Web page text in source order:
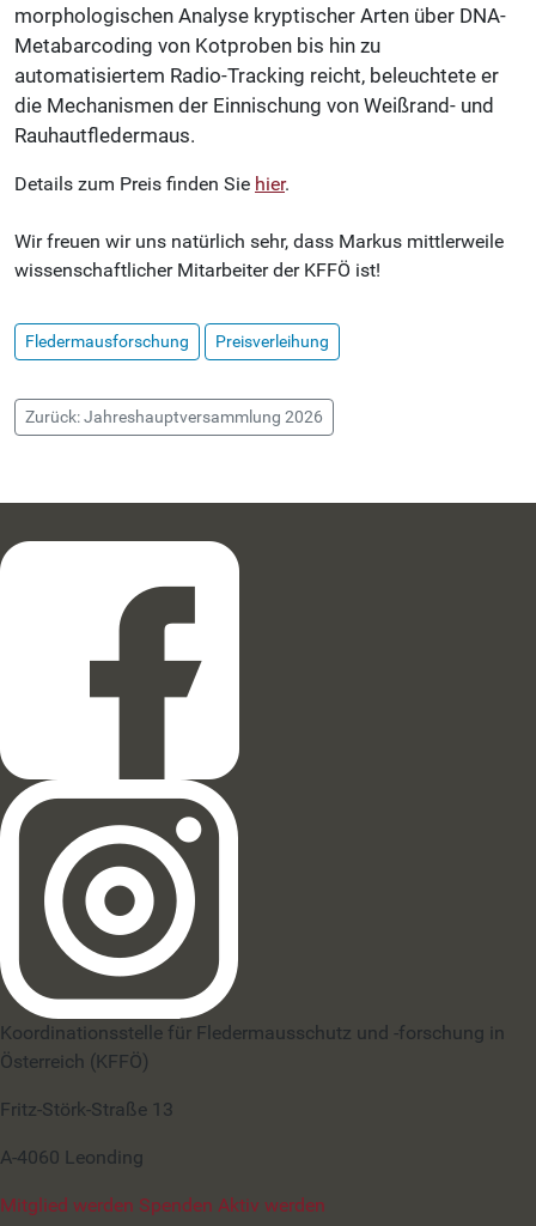
morphologischen Analyse kryptischer Arten über DNA-
Metabarcoding von Kotproben bis hin zu
automatisiertem Radio-Tracking reicht, beleuchtete er
die Mechanismen der Einnischung von Weißrand- und
Rauhautfledermaus.
Details zum Preis finden Sie hier.
Wir freuen wir uns natürlich sehr, dass Markus mittlerweile
wissenschaftlicher Mitarbeiter der KFFÖ ist!
Fledermausforschung Preisverleihung
Zurück: Jahreshauptversammlung 2026
Koordinationsstelle für Fledermausschutz und -forschung in
Österreich (KFFÖ)
Fritz-Störk-Straße 13
A-4060 Leonding
Mitglied werden Spenden Aktiv werden